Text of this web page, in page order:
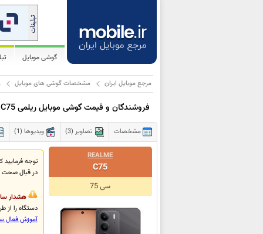
گوشی موبایل
مرجع موبایل ایران مشخصات گوشی های موبایل
فروشندگان و قیمت گوشی موبایل ریلمی C75
مشخصات تصاویر (3) ویدیوها (1)
REALME
C75
سی 75
در قبال صحت
هشدار
دستگاه را از طریق #7777*، برای سیم‌کارت
آموزش فعال